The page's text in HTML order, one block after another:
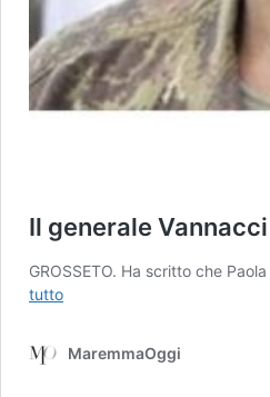
Il generale
GROSSETO. Ha scritto che
tuttoIl
presenta
MaremmaOggi